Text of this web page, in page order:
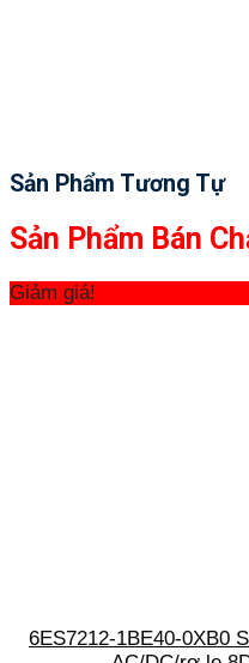
Sản Phẩm Tương Tự
Sản Phẩm Bán
Giảm giá!
6ES7212-1BE40-0XB0